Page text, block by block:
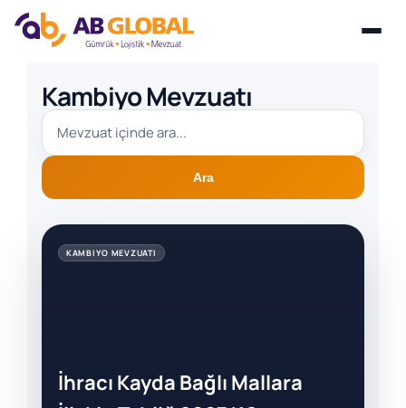
content
Kambiyo Mevzuatı
Ara
KAMBIYO MEVZUATI
İhracı Kayda Bağlı Mallara